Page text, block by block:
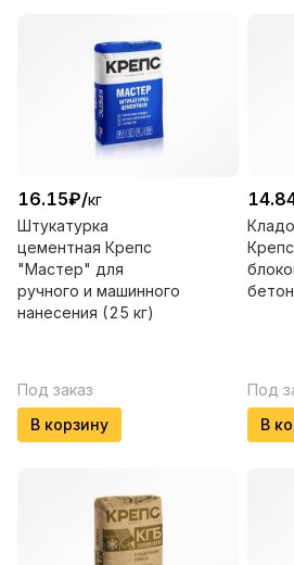
16.15₽/кг
Штукатурка
цементная Крепс
"Мастер" для
ручного и машинного
нанесения (25 кг)
Под заказ
В корзину
Под
В